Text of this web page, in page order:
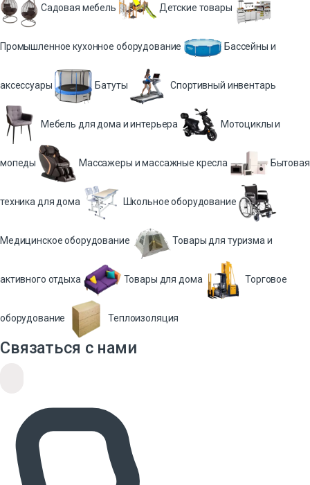
Садовая мебель Детские товары
Промышленное кухонное оборудование Бассейны и
аксессуары Батуты Спортивный инвентарь
Мебель для дома и интерьера Мотоциклы и
мопеды Массажеры и массажные кресла Бытовая
техника для дома Школьное оборудование
Медицинское оборудование Товары для туризма и
активного отдыха Товары для дома Торговое
оборудование Теплоизоляция
Связаться с нами